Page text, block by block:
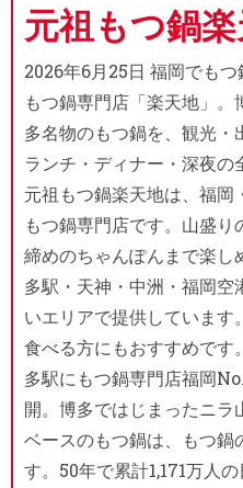
元祖もつ鍋
2026年6月25日 福岡でも
もつ鍋専門店「楽天地」
多名物のもつ鍋を、観光・
ランチ・ディナー・深夜の
元祖もつ鍋楽天地は、福岡
もつ鍋専門店です。山盛り
締めのちゃんぽんまで楽し
多駅・天神・中洲・福岡
いエリアで提供していま
食べる方にもおすすめです
多駅にもつ鍋専門店福岡
開。博多ではじまったニ
ベースのもつ鍋は、もつ鍋
す。50年で累計1,171万人